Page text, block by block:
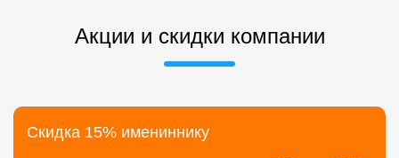
Акции и скидки компании
Скидка 15% имениннику